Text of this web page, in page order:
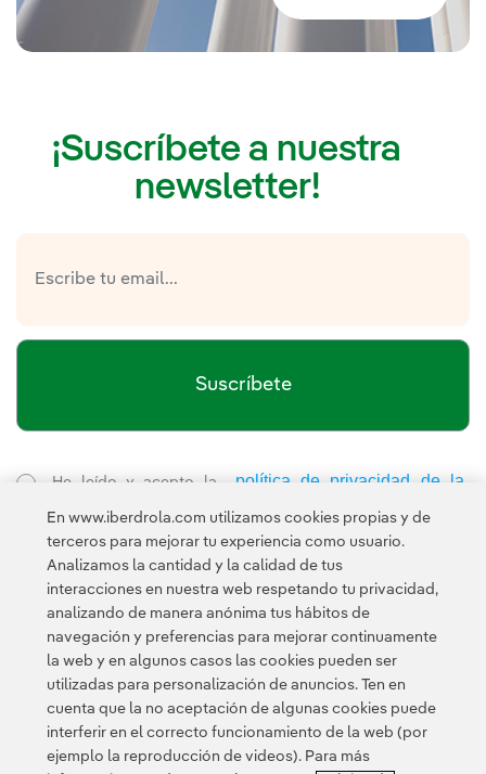
¡Suscríbete a nuestra
newsletter!
Suscríbete
He leído y acepto la
política de privacidad de la
Newsletter
Enlace externo, se abre en ventana nueva.
Esta página está protegida por reCAPTCHA y se aplican la
Política de privacidad y los
Contacta Política de Privacidad Información legal
Transparencia en el uso de la IA Política de cookies
En www.iberdrola.com utilizamos cookies propias y de
terceros para mejorar tu experiencia como usuario.
Analizamos la cantidad y la calidad de tus
interacciones en nuestra web respetando tu privacidad,
analizando de manera anónima tus hábitos de
navegación y preferencias para mejorar continuamente
la web y en algunos casos las cookies pueden ser
utilizadas para personalización de anuncios. Ten en
cuenta que la no aceptación de algunas cookies puede
interferir en el correcto funcionamiento de la web (por
ejemplo la reproducción de videos). Para más